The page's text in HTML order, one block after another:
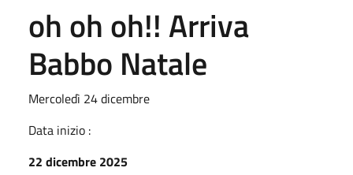
oh oh oh!! Arriva
Babbo Natale
Mercoledì 24 dicembre
Data inizio :
22 dicembre 2025